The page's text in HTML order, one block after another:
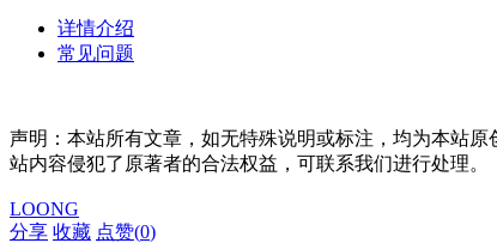
详情介绍
常见问题
声明：本站所有文章，如无特殊说明或标注，均为本站
站内容侵犯了原著者的合法权益，可联系我们进行处理。
LOONG
分享 收藏 点赞(0)